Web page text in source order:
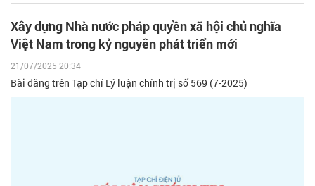
Xây dựng Nhà nước pháp quyền xã hội chủ nghĩa
Việt Nam trong kỷ nguyên phát triển mới
21/07/2025 20:34
Bài đăng trên Tạp chí Lý luận chính trị số 569 (7-2025)